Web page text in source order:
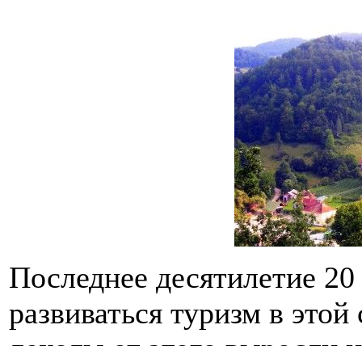
Последнее десятилетие
развиваться туризм в